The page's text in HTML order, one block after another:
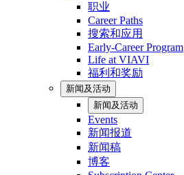
职业
Career Paths
搜索和应用
Early-Career Program
Life at VIAVI
福利和奖励
新闻及活动
新闻及活动
Events
新闻报道
新闻稿
博客